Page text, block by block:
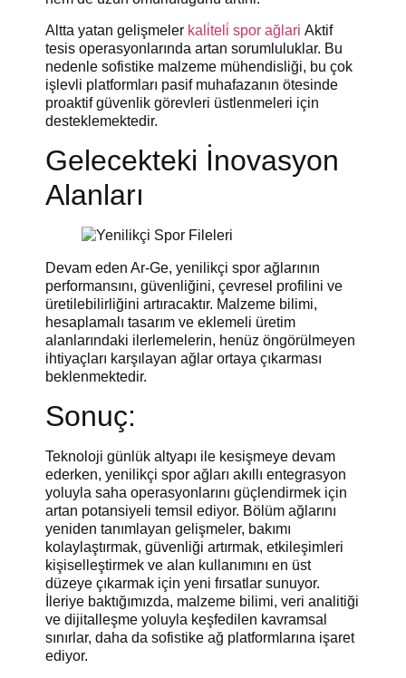
Altta yatan gelişmeler kali̇teli̇ spor ağlari Aktif
tesis operasyonlarında artan sorumluluklar. Bu
nedenle sofistike malzeme mühendisliği, bu çok
işlevli platformları pasif muhafazanın ötesinde
proaktif güvenlik görevleri üstlenmeleri için
desteklemektedir.
Gelecekteki İnovasyon
Alanları
Devam eden Ar-Ge, yenilikçi spor ağlarının
performansını, güvenliğini, çevresel profilini ve
üretilebilirliğini artıracaktır. Malzeme bilimi,
hesaplamalı tasarım ve eklemeli üretim
alanlarındaki ilerlemelerin, henüz öngörülmeyen
ihtiyaçları karşılayan ağlar ortaya çıkarması
beklenmektedir.
Sonuç:
Teknoloji günlük altyapı ile kesişmeye devam
ederken, yenilikçi spor ağları akıllı entegrasyon
yoluyla saha operasyonlarını güçlendirmek için
artan potansiyeli temsil ediyor. Bölüm ağlarını
yeniden tanımlayan gelişmeler, bakımı
kolaylaştırmak, güvenliği artırmak, etkileşimleri
kişiselleştirmek ve alan kullanımını en üst
düzeye çıkarmak için yeni fırsatlar sunuyor.
İleriye baktığımızda, malzeme bilimi, veri analitiği
ve dijitalleşme yoluyla keşfedilen kavramsal
sınırlar, daha da sofistike ağ platformlarına işaret
ediyor.